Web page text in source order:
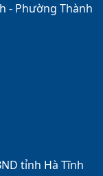
- Phường Thành
tỉnh Hà Tĩnh